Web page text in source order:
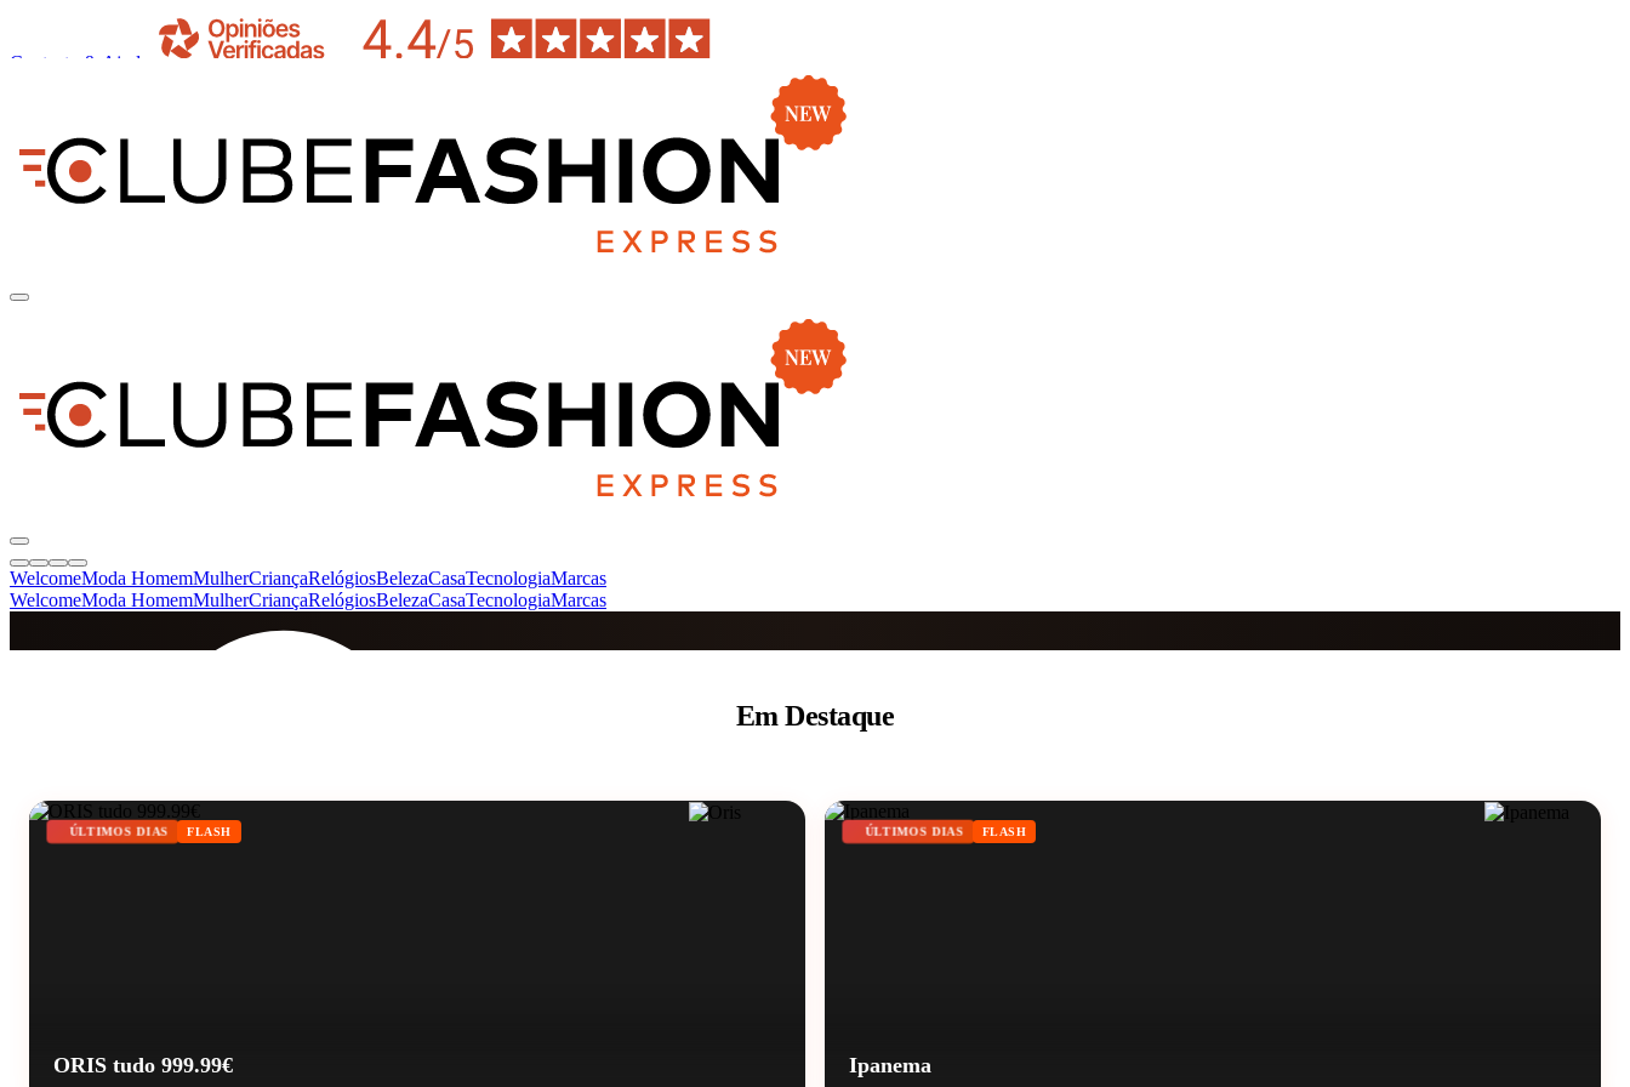
Contacto & Ajuda
WelcomeModa HomemMulherCriançaRelógiosBelezaCasaTecnologiaMarcas
WelcomeModa HomemMulherCriançaRelógiosBelezaCasaTecnologiaMarcas
Em Destaque
ÚLTIMOS DIAS FLASH
ORIS tudo 999.99€
ÚLTIMOS DIAS FLASH
Ipanema